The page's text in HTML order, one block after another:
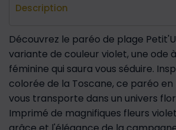
Description
Découvrez le paréo de plage
variante de couleur violet, une ode
féminine qui saura vous séduire.
colorée de la Toscane, ce paréo en
vous transporte dans un univers
Imprimé de magnifiques fleurs